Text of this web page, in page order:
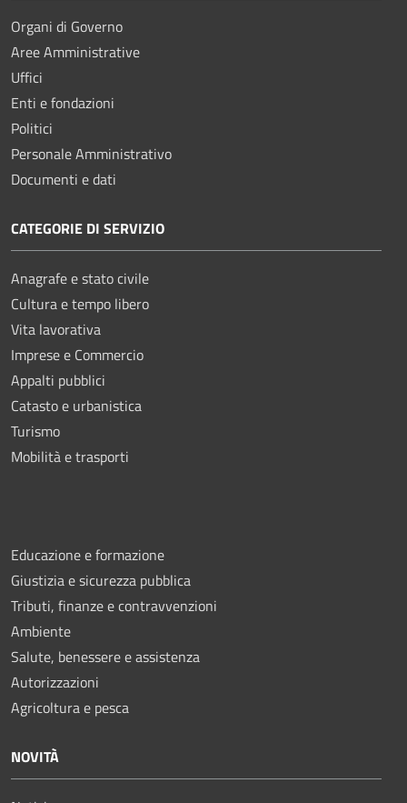
Organi di Governo
Aree Amministrative
Uffici
Enti e fondazioni
Politici
Personale Amministrativo
Documenti e dati
CATEGORIE DI SERVIZIO
Anagrafe e stato civile
Cultura e tempo libero
Vita lavorativa
Imprese e Commercio
Appalti pubblici
Catasto e urbanistica
Turismo
Mobilità e trasporti
Educazione e formazione
Giustizia e sicurezza pubblica
Tributi, finanze e contravvenzioni
Ambiente
Salute, benessere e assistenza
Autorizzazioni
Agricoltura e pesca
NOVITÀ